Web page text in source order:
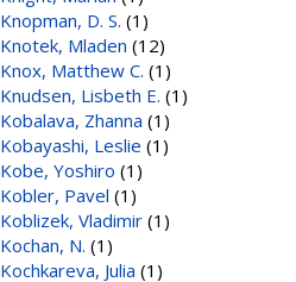
Knopman, D. S. (1)
Knotek, Mladen (12)
Knox, Matthew C. (1)
Knudsen, Lisbeth E. (1)
Kobalava, Zhanna (1)
Kobayashi, Leslie (1)
Kobe, Yoshiro (1)
Kobler, Pavel (1)
Koblizek, Vladimir (1)
Kochan, N. (1)
Kochkareva, Julia (1)